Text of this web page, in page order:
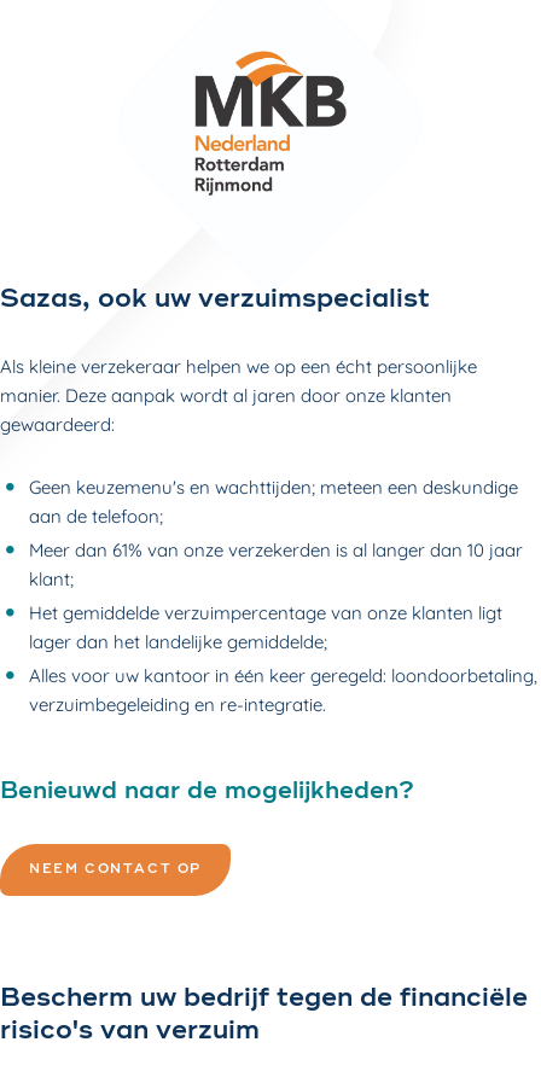
Sazas, ook uw verzuimspecialist
Als kleine verzekeraar helpen we op een écht persoonlijke
manier. Deze aanpak wordt al jaren door onze klanten
gewaardeerd:
Geen keuzemenu's en wachttijden; meteen een deskundige
aan de telefoon;
Meer dan 61% van onze verzekerden is al langer dan 10 jaar
klant;
Het gemiddelde verzuimpercentage van onze klanten ligt
lager dan het landelijke gemiddelde;
Alles voor uw kantoor in één keer geregeld: loondoorbetaling,
verzuimbegeleiding en re-integratie.
Benieuwd naar de mogelijkheden?
NEEM CONTACT OP
Bescherm uw bedrijf tegen de financiële
risico's van verzuim